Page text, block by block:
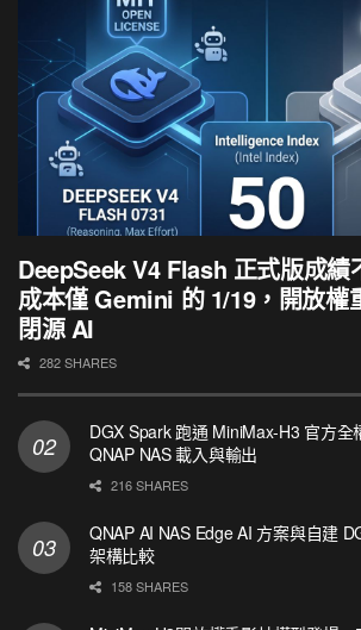
DeepSeek V4 Flash 正式版成績
成本僅 Gemini 的 1/19，開放權
閉源 AI
282 SHARES
DGX Spark 跑通 MiniMax-H3 官方全
QNAP NAS 載入與輸出
216 SHARES
QNAP AI NAS Edge AI 方案與自建
架構比較
158 SHARES